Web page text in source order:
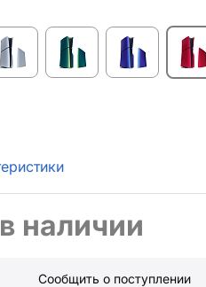
наличии
Сообщить о поступлении